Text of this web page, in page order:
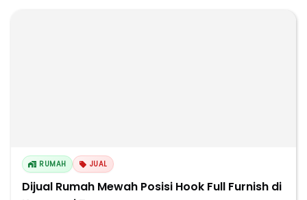
RUMAH JUAL
Dijual Rumah Mewah Posisi Hook Full Furnish di